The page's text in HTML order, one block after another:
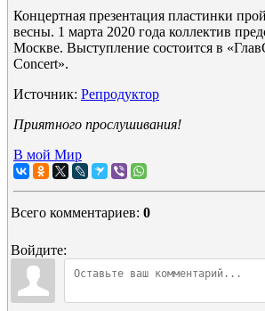
Концертная презентация пластинки
весны. 1 марта 2020 года коллектив
Москве. Выступление состоится в
Concert».
Источник: Репродуктор
Приятного прослушивания!
В мой Мир
Всего комментариев: 0
Войдите: